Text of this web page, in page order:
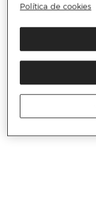
Política de cookies